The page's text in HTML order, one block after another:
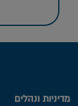
מדיניות ונהלים